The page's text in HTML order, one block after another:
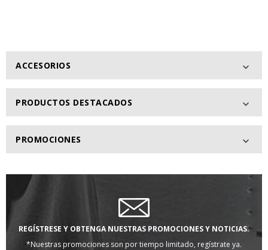
ACCESORIOS 
PRODUCTOS DESTACADOS 
PROMOCIONES 
REGÍSTRESE Y OBTENGA NUESTRAS PROMOCIONES Y NOTICIAS.
*Nuestras promociones son por tiempo limitado, regístrate ya.